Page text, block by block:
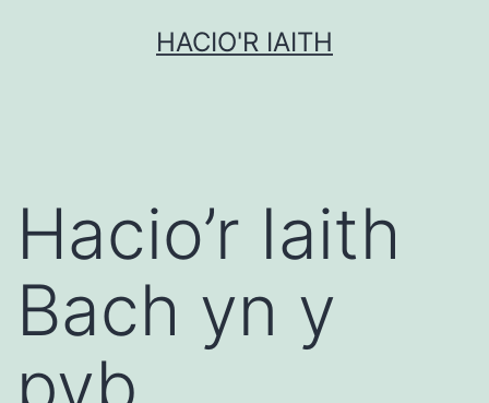
HACIO'R IAITH
Hacio’r Iaith
Bach yn y
pyb,